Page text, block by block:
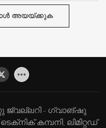
അയയ്ക്കുക
ജ്വല്ലറി - ഗ്വാങ്‌ഷു
കമ്പനി, ലിമിറ്റഡ്